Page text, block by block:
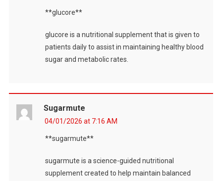
**glucore**
glucore is a nutritional supplement that is given to
patients daily to assist in maintaining healthy blood
sugar and metabolic rates.
Sugarmute
04/01/2026 at 7:16 AM
**sugarmute**
sugarmute is a science-guided nutritional
supplement created to help maintain balanced